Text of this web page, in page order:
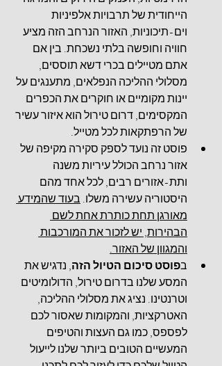
הייחודית של תרבויות אלפיניות
וים-תיכוניות, האזור הנרחב הזה מציע
חוויה וחופשה בלתי נשכחת. בין אם
אתם מטיילים בכרי דשא תוססים,
מסלולי ההליכה הנפלאים, מתענגים על
יינות מקומיים או חוקרים את הכפרים
המקסימים, דרום טירול הוא איזור עשיר
של הרפתקאות לכל מטייל.
פוסט זה נועד לספק סקירה מקיפה של
אזור נרחב הכולל עיריות משנה
ותת-אזורים רבים, לכל אחד מהם
היסטוריה עשירה משלו. בעוד שהמידע
מאורגן תחת כותרת אחת לשם
הבהירות, יש לזכור את המורכבות
והמגוון של האזור.
בפוסט סיכום הטיול הזה, נדגיש את
המסע שלנו בדרום טירול, הדולומיטים
וטרנטינו. נציג את מסלולי ההליכה,
האטרקציות, והמקומות שאסור לכם
לפספס, כמו גם העצות והטיפים
המעשיים הטובים ביותר שלנו לייעול